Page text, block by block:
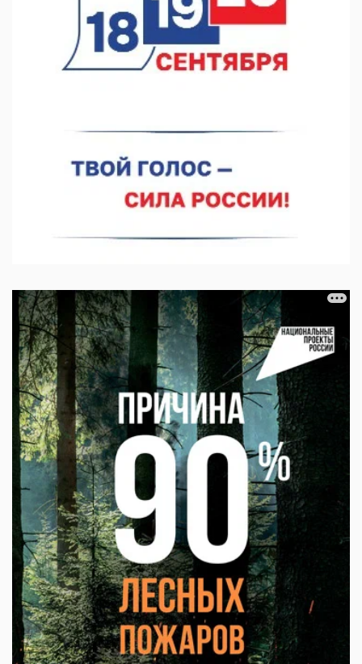
07.08.2026 11:03